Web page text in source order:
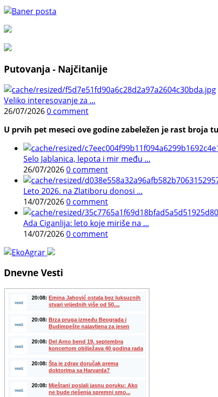
Putovanja - Najčitanije
Veliko interesovanje za ...
26/07/20260 comment
U prvih pet meseci ove godine zabeležen je rast
Selo Jablanica, lepota i mir među ...
26/07/20260 comment
Leto 2026. na Zlatiboru donosi ...
14/07/20260 comment
Ada Ciganlija: leto koje miriše na ...
14/07/20260 comment
Dnevne Vesti